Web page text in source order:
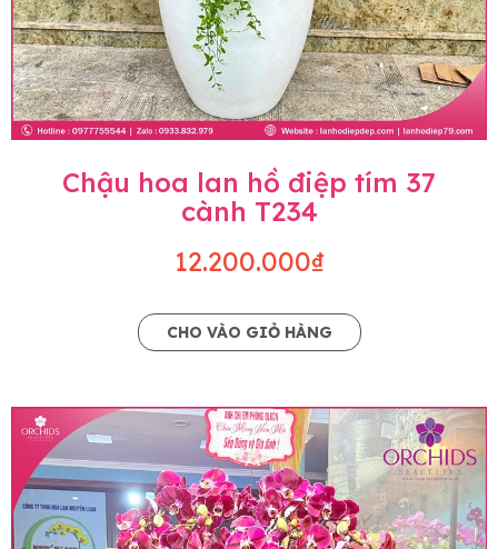
Chậu hoa lan hồ điệp tím 37
cành T234
12.200.000₫
CHO VÀO GIỎ HÀNG